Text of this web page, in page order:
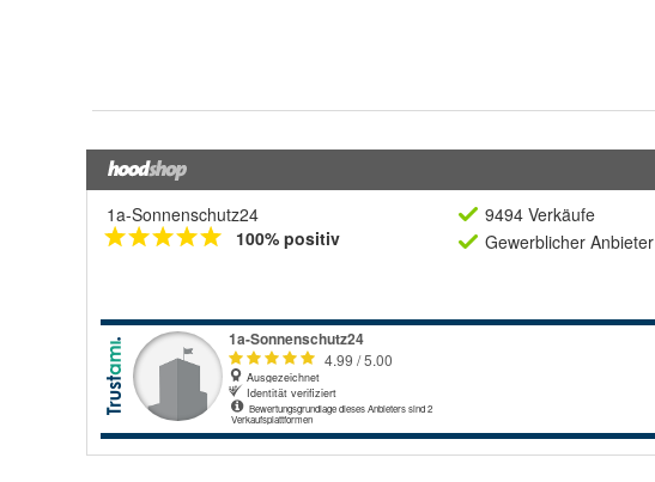
1a-Sonnenschutz24
100% positiv
9494 Verkäufe
Gewerblicher Anbieter